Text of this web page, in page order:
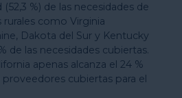
%) de las necesidades de
como Virginia
Dakota del Sur y Kentucky
de las necesidades cubiertas.
apenas alcanza el 24 %
proveedores cubiertas para el